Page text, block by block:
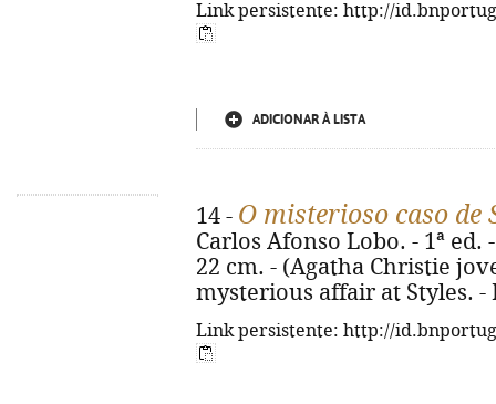
Link persistente: http://
ADICIONAR À LISTA
14 - O misterioso caso de
Carlos Afonso Lobo. - 1ª ed.
22 cm. - (Agatha Christie
mysterious affair at Styles. -
Link persistente: http://